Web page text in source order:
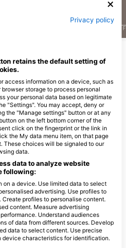
F
услуге
ронилачкој
Relaxed Guided Dives
Martha Koosje 10, 0000CW
Willemstad, ЦУРАЦАО
Rebel Diving Curaçao, passion & excellence
0000
45 Druifweg,
ЦУРАЦАО
Privacy policy
retains the default setting of
access information on a device, such as
storage to process personal
your personal data based on legitimate
"Settings". You may accept, deny or
the "Manage settings" button or at any
on the left bottom corner of the
click on the fingerprint or the link in
the My data menu item, on that page
These choices will be signaled to our
data.
data to analyze website
following:
on a device. Use limited data to select
advertising. Use profiles to
profiles to personalise content.
content. Measure advertising
Understand audiences
of data from different sources. Develop
data to select content. Use precise
characteristics for identification.